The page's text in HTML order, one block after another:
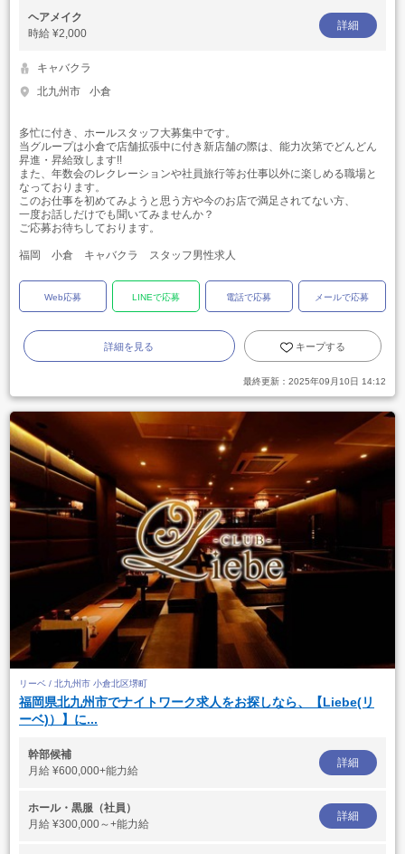
ヘアメイク
時給 ¥2,000
詳細
キャバクラ
北九州市
小倉
多忙に付き、ホールスタッフ大募集中です。
当グループは小倉で店舗拡張中に付き新店舗の際は、能力次第でどんどん
昇進・昇給致します!!
また、年数会のレクレーションや社員旅行等お仕事以外に楽しめる職場と
なっております。
このお仕事を初めてみようと思う方や今のお店で満足されてない方、
一度お話しだけでも聞いてみませんか？
ご応募お待ちしております。
福岡 小倉 キャバクラ スタッフ男性求人
Web応募 LINEで応募 電話で応募 メールで応募
詳細を見る キープする
最終更新： 2025年09月10日 14:12
リーベ / 北九州市 小倉北区堺町
福岡県北九州市でナイトワーク求人をお探しなら、【Liebe(リ
ーベ)）】に...
幹部候補
月給 ¥600,000+能力給
詳細
ホール・黒服（社員）
月給 ¥300,000～+能力給
詳細